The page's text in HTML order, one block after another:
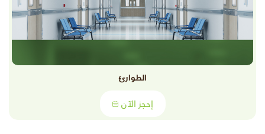
الطوارئ
إحجز الآن